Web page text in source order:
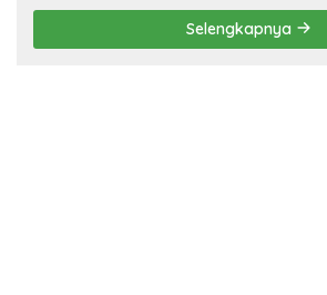
Selengkapnya